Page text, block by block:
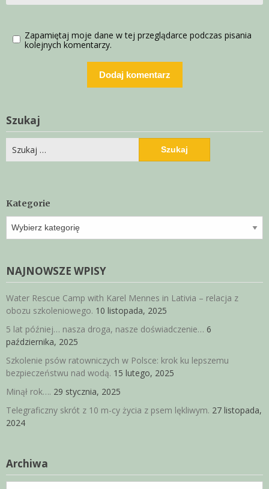
Zapamiętaj moje dane w tej przeglądarce podczas pisania
kolejnych komentarzy.
Szukaj
Szukaj:
Kategorie
Kategorie
NAJNOWSZE WPISY
Water Rescue Camp with Karel Mennes in Lativia – relacja z
obozu szkoleniowego. 10 listopada, 2025
5 lat później… nasza droga, nasze doświadczenie… 6
października, 2025
Szkolenie psów ratowniczych w Polsce: krok ku lepszemu
bezpieczeństwu nad wodą. 15 lutego, 2025
Minął rok…. 29 stycznia, 2025
Telegraficzny skrót z 10 m-cy życia z psem lękliwym. 27 listopada,
2024
Archiwa